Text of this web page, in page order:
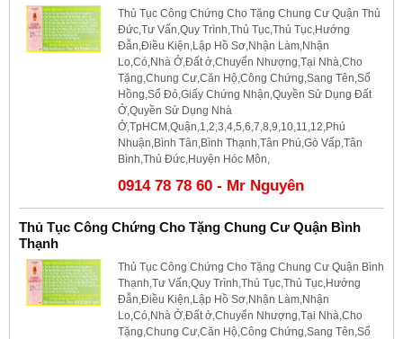
Thủ Tục Công Chứng Cho Tặng Chung Cư Quận Thủ
Đức,Tư Vấn,Quy Trình,Thủ Tục,Thủ Tục,Hướng
Đẫn,Điều Kiện,Lập Hồ Sơ,Nhận Làm,Nhận
Lo,Có,Nhà Ở,Đất ở,Chuyển Nhượng,Tại Nhà,Cho
Tặng,Chung Cư,Căn Hộ,Công Chứng,Sang Tên,Sổ
Hồng,Sổ Đỏ,Giấy Chứng Nhận,Quyền Sử Dụng Đất
Ở,Quyền Sử Dụng Nhà
Ở,TpHCM,Quận,1,2,3,4,5,6,7,8,9,10,11,12,Phú
Nhuận,Bình Tân,Bình Thạnh,Tân Phú,Gò Vấp,Tân
Bình,Thủ Đức,Huyện Hóc Môn,
0914 78 78 60 - Mr Nguyên
Thủ Tục Công Chứng Cho Tặng Chung Cư Quận Bình
Thạnh
Thủ Tục Công Chứng Cho Tặng Chung Cư Quận Bình
Thạnh,Tư Vấn,Quy Trình,Thủ Tục,Thủ Tục,Hướng
Đẫn,Điều Kiện,Lập Hồ Sơ,Nhận Làm,Nhận
Lo,Có,Nhà Ở,Đất ở,Chuyển Nhượng,Tại Nhà,Cho
Tặng,Chung Cư,Căn Hộ,Công Chứng,Sang Tên,Sổ